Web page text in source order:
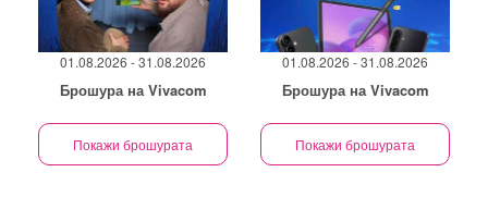
01.08.2026 - 31.08.2026
Брошура на Vivacom
Покажи брошурата
01.08.2026 - 31.08.2026
Брошура на Vivacom
Покажи брошурата